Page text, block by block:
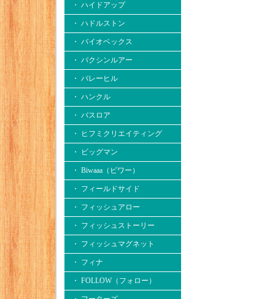
・ ハイドアップ
・ ハドルストン
・ バイオベックス
・ バクシンルアー
・ バレーヒル
・ ハンクル
・ バスロア
・ ヒフミクリエイティング
・ ビッグマン
・ Biwaaa（ビワー）
・ フィールドサイド
・ フィッシュアロー
・ フィッシュストーリー
・ フィッシュマグネット
・ フィナ
・ FOLLOW（フォロー）